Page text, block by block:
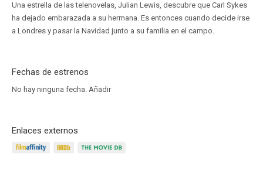
Una estrella de las telenovelas, Julian Lewis, descubre que Carl Sykes
ha dejado embarazada a su hermana. Es entonces cuando decide irse
a Londres y pasar la Navidad junto a su familia en el campo.
Fechas de estrenos
No hay ninguna fecha. Añadir
Enlaces externos